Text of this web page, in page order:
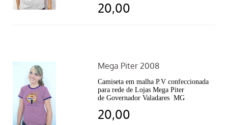
20,00
Mega Piter 2008
Camiseta em malha P.V confeccionada
para rede de Lojas Mega Piter
de Governador Valadares MG
20,00